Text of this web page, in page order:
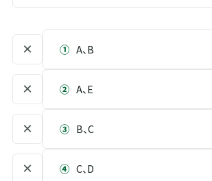
× ① A、B
× ② A、E
× ③ B、C
× ④ C、D